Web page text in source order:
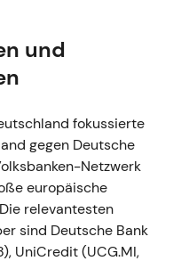
2021)
mit
1,4 Mrd. Euro bis
rund 7 %, breiter
der comdirect
10.000 Stellen
und
fokussierte
gegen Deutsche
Netzwerk
europäische
relevantesten
sind Deutsche Bank
UniCredit (UCG.MI,